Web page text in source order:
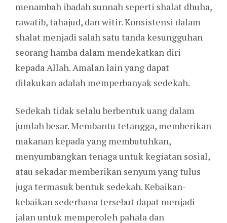
menambah ibadah sunnah seperti shalat dhuha,
rawatib, tahajud, dan witir. Konsistensi dalam
shalat menjadi salah satu tanda kesungguhan
seorang hamba dalam mendekatkan diri
kepada Allah. Amalan lain yang dapat
dilakukan adalah memperbanyak sedekah.
Sedekah tidak selalu berbentuk uang dalam
jumlah besar. Membantu tetangga, memberikan
makanan kepada yang membutuhkan,
menyumbangkan tenaga untuk kegiatan sosial,
atau sekadar memberikan senyum yang tulus
juga termasuk bentuk sedekah. Kebaikan-
kebaikan sederhana tersebut dapat menjadi
jalan untuk memperoleh pahala dan